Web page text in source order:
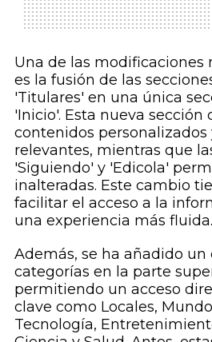
Una de las modificaciones
es la fusión de las
'Titulares' en una única
'Inicio'. Esta nueva sección
contenidos personalizados
relevantes, mientras que
'Siguiendo' y 'Edicola'
inalteradas. Este cambio
facilitar el acceso a la
una experiencia más fluida.
Además, se ha añadido un
categorías en la parte
permitiendo un acceso
clave como Locales,
Tecnología,